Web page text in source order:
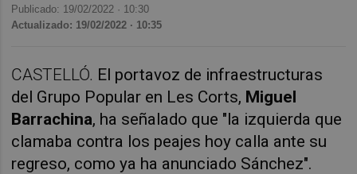
Publicado: 19/02/2022 · 10:30
Actualizado: 19/02/2022 · 10:35
CASTELLÓ. El portavoz de infraestructuras
del Grupo Popular en Les Corts, Miguel
Barrachina, ha señalado que "la izquierda que
clamaba contra los peajes hoy calla ante su
regreso, como ya ha anunciado Sánchez".